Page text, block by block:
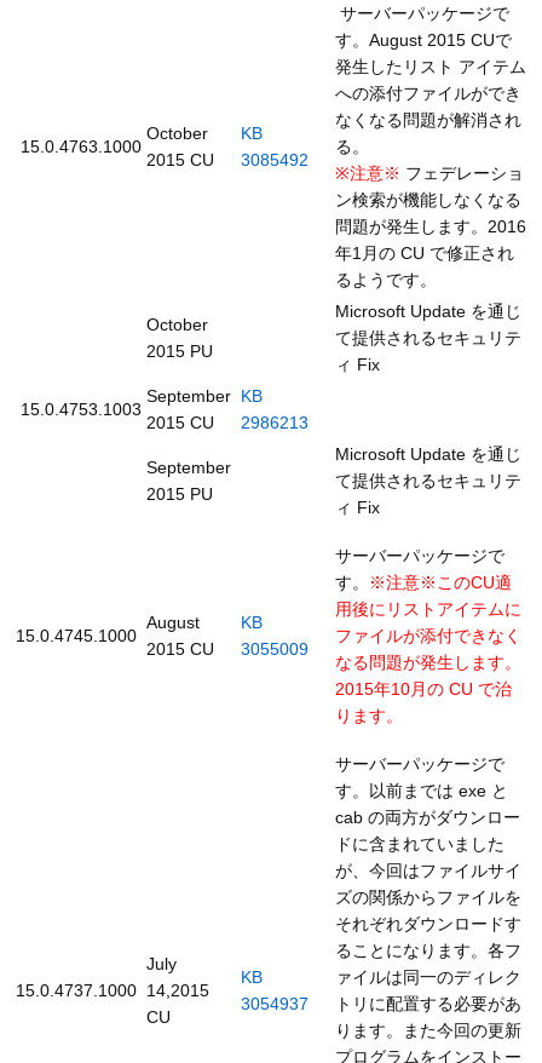
15.0.4763.1000
October
2015 CU
KB
3085492
サーバーパッケージで
す。August 2015 CUで
発生したリスト アイテム
への添付ファイルができ
なくなる問題が解消され
る。
※注意※ フェデレーショ
ン検索が機能しなくなる
問題が発生します。2016
年1月の CU で修正され
るようです。
October
2015 PU
Microsoft Update を通じ
て提供されるセキュリテ
ィ Fix
15.0.4753.1003
September
2015 CU
KB
2986213
September
2015 PU
Microsoft Update を通じ
て提供されるセキュリテ
ィ Fix
15.0.4745.1000
August
2015 CU
KB
3055009
サーバーパッケージで
す。
※注意※このCU適
用後にリストアイテムに
ファイルが添付できなく
なる問題が発生します。
2015年10月の CU で治
ります。
15.0.4737.1000
July
14,2015
CU
KB
3054937
サーバーパッケージで
す。以前までは exe と
cab の両方がダウンロー
ドに含まれていました
が、今回はファイルサイ
ズの関係からファイルを
それぞれダウンロードす
ることになります。各フ
ァイルは同一のディレク
トリに配置する必要があ
ります。また今回の更新
プログラムをインストー